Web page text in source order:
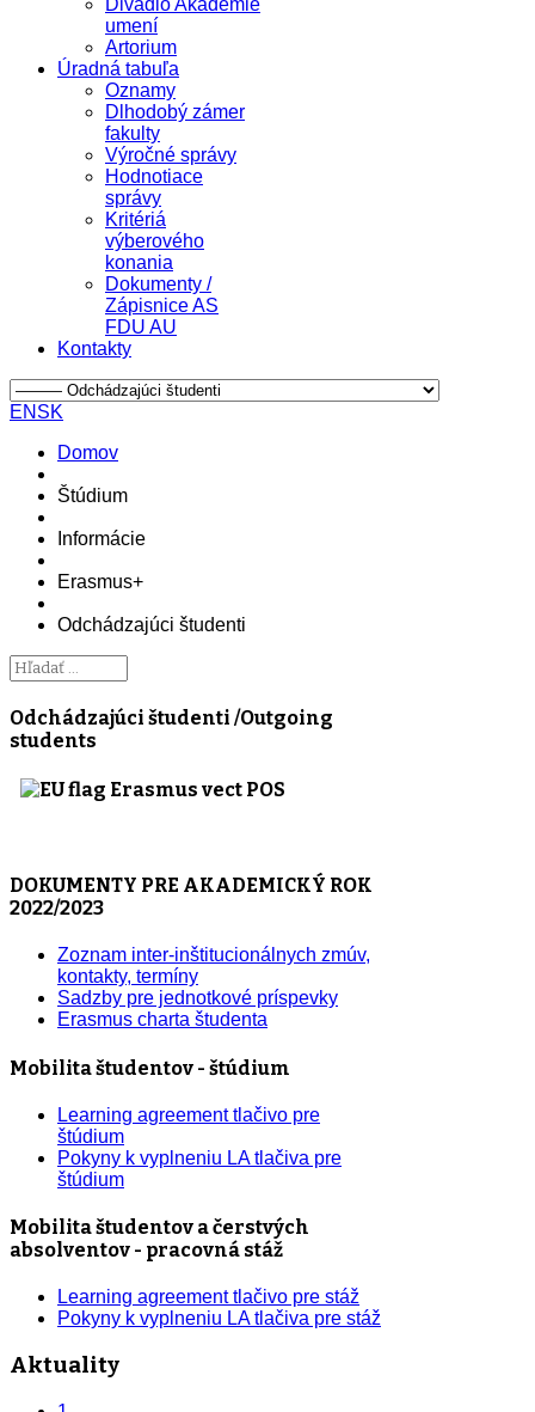
Divadlo Akadémie
umení
Artorium
Úradná tabuľa
Oznamy
Dlhodobý zámer
fakulty
Výročné správy
Hodnotiace
správy
Kritériá
výberového
konania
Dokumenty /
Zápisnice AS
FDU AU
Kontakty
EN SK
Domov
Štúdium
Informácie
Erasmus+
Odchádzajúci študenti
Odchádzajúci študenti /Outgoing
students
DOKUMENTY PRE AKADEMICKÝ ROK
2022/2023
Zoznam inter-inštitucionálnych zmúv,
kontakty, termíny
Sadzby pre jednotkové príspevky
Erasmus charta študenta
Mobilita študentov - štúdium
Learning agreement tlačivo pre
štúdium
Pokyny k vyplneniu LA tlačiva pre
štúdium
Mobilita študentov a čerstvých
absolventov - pracovná stáž
Learning agreement tlačivo pre stáž
Pokyny k vyplneniu LA tlačiva pre stáž
Aktuality